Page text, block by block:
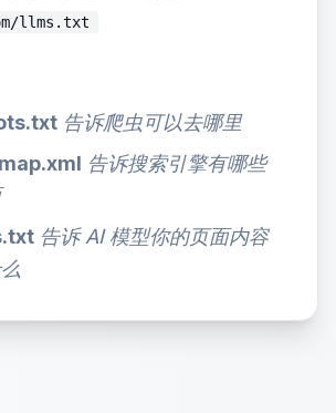
llms.txt
告诉爬虫可以去哪里
告诉搜索引擎有哪些
告诉 AI 模型你的页面内容